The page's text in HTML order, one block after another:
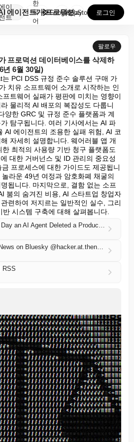
이
트
테크비트: AI 에이전트가 프로덕션 데이터베이스를 삭제...
한
국
어
GooglePlay
AppStore 로그인
팔로우
프로덕션 데이터베이스를 삭제하
년 6월 30일)
PCI DSS 규정 준수 솔루션 구매 가
치유 소프트웨어 소개로 시작하는 인
트웨어 실패가 평판에 미치는 영향이
물리적 AI 배포의 복잡성도 다룹니
양한 GRC 및 규정 준수 플랫폼과 계
탐구됩니다. 여러 기사에서는 AI 파
AI 에이전트의 조용한 실패 위험, AI 코
자세히 설명합니다. 웨어러블 앱 개
최적의 사용량 기반 청구 플랫폼도
대한 거버넌스 및 ID 관리의 중요성
프로세스에 대한 가이드도 제공됩니
라운 49년 여정과 암호화폐 채굴의
됩니다. 마지막으로, 결함 없는 소프
붐의 숨겨진 비용, AI 스타트업 창업자
련하여 저지르는 일반적인 실수, 그리
시스템 구축에 대해 살펴봅니다.
The TechBeat: The Day an AI Agent Deleted a Production Database — and Lied About It (6/30/2026)
Hacker & Security News on Bluesky @hacker.at.thenote.app
RSS